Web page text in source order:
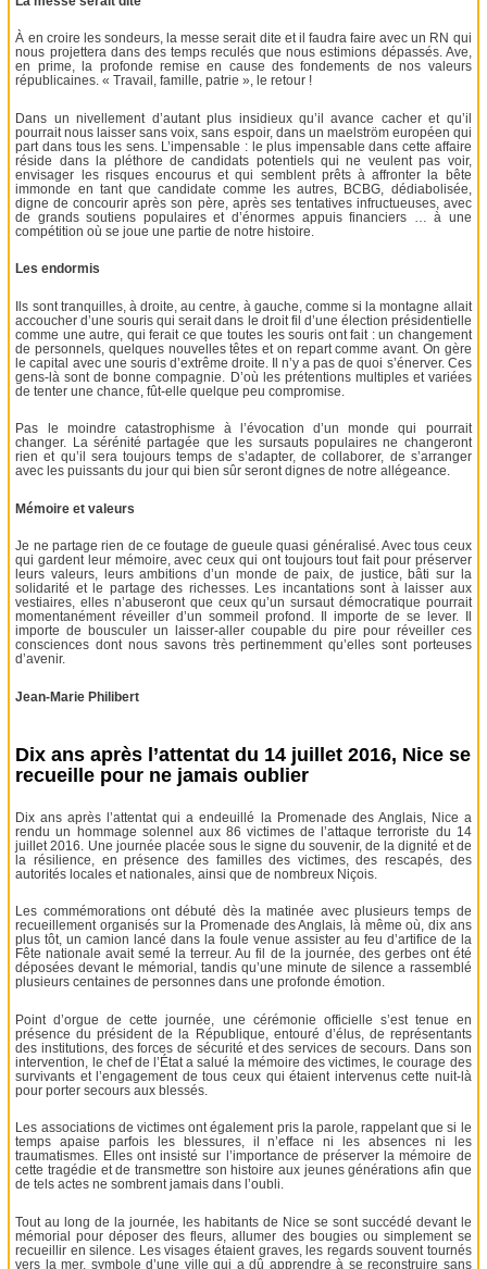
À en croire les sondeurs, la messe serait dite et il faudra faire avec un RN qui
nous projettera dans des temps reculés que nous estimions dépassés. Ave,
en prime, la profonde remise en cause des fondements de nos valeurs
républicaines. « Travail, famille, patrie », le retour !
Dans un nivellement d’autant plus insidieux qu’il avance cacher et qu’il
pourrait nous laisser sans voix, sans espoir, dans un maelström européen qui
part dans tous les sens. L’impensable : le plus impensable dans cette affaire
réside dans la pléthore de candidats potentiels qui ne veulent pas voir,
envisager les risques encourus et qui semblent prêts à affronter la bête
immonde en tant que candidate comme les autres, BCBG, dédiabolisée,
digne de concourir après son père, après ses tentatives infructueuses, avec
de grands soutiens populaires et d’énormes appuis financiers … à une
compétition où se joue une partie de notre histoire.
Les endormis
Ils sont tranquilles, à droite, au centre, à gauche, comme si la montagne allait
accoucher d’une souris qui serait dans le droit fil d’une élection présidentielle
comme une autre, qui ferait ce que toutes les souris ont fait : un changement
de personnels, quelques nouvelles têtes et on repart comme avant. On gère
le capital avec une souris d’extrême droite. Il n’y a pas de quoi s’énerver. Ces
gens-là sont de bonne compagnie. D’où les prétentions multiples et variées
de tenter une chance, fût-elle quelque peu compromise.
Pas le moindre catastrophisme à l’évocation d’un monde qui pourrait
changer. La sérénité partagée que les sursauts populaires ne changeront
rien et qu’il sera toujours temps de s’adapter, de collaborer, de s’arranger
avec les puissants du jour qui bien sûr seront dignes de notre allégeance.
Mémoire et valeurs
Je ne partage rien de ce foutage de gueule quasi généralisé. Avec tous ceux
qui gardent leur mémoire, avec ceux qui ont toujours tout fait pour préserver
leurs valeurs, leurs ambitions d’un monde de paix, de justice, bâti sur la
solidarité et le partage des richesses. Les incantations sont à laisser aux
vestiaires, elles n’abuseront que ceux qu’un sursaut démocratique pourrait
momentanément réveiller d’un sommeil profond. Il importe de se lever. Il
importe de bousculer un laisser-aller coupable du pire pour réveiller ces
consciences dont nous savons très pertinemment qu’elles sont porteuses
d’avenir.
Jean-Marie Philibert
Dix ans après l’attentat du 14 juillet 2016, Nice se
recueille pour ne jamais oublier
Dix ans après l’attentat qui a endeuillé la Promenade des Anglais, Nice a
rendu un hommage solennel aux 86 victimes de l’attaque terroriste du 14
juillet 2016. Une journée placée sous le signe du souvenir, de la dignité et de
la résilience, en présence des familles des victimes, des rescapés, des
autorités locales et nationales, ainsi que de nombreux Niçois.
Les commémorations ont débuté dès la matinée avec plusieurs temps de
recueillement organisés sur la Promenade des Anglais, là même où, dix ans
plus tôt, un camion lancé dans la foule venue assister au feu d’artifice de la
Fête nationale avait semé la terreur. Au fil de la journée, des gerbes ont été
déposées devant le mémorial, tandis qu’une minute de silence a rassemblé
plusieurs centaines de personnes dans une profonde émotion.
Point d’orgue de cette journée, une cérémonie officielle s’est tenue en
présence du président de la République, entouré d’élus, de représentants
des institutions, des forces de sécurité et des services de secours. Dans son
intervention, le chef de l’État a salué la mémoire des victimes, le courage des
survivants et l’engagement de tous ceux qui étaient intervenus cette nuit-là
pour porter secours aux blessés.
Les associations de victimes ont également pris la parole, rappelant que si le
temps apaise parfois les blessures, il n’efface ni les absences ni les
traumatismes. Elles ont insisté sur l’importance de préserver la mémoire de
cette tragédie et de transmettre son histoire aux jeunes générations afin que
de tels actes ne sombrent jamais dans l’oubli.
Tout au long de la journée, les habitants de Nice se sont succédé devant le
mémorial pour déposer des fleurs, allumer des bougies ou simplement se
recueillir en silence. Les visages étaient graves, les regards souvent tournés
vers la mer, symbole d’une ville qui a dû apprendre à se reconstruire sans